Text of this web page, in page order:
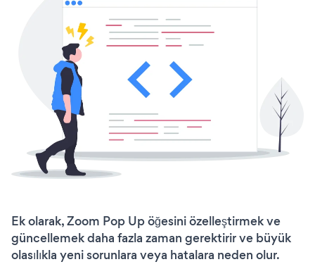
Ek olarak, Zoom Pop Up öğesini özelleştirmek ve
güncellemek daha fazla zaman gerektirir ve büyük
olasılıkla yeni sorunlara veya hatalara neden olur.